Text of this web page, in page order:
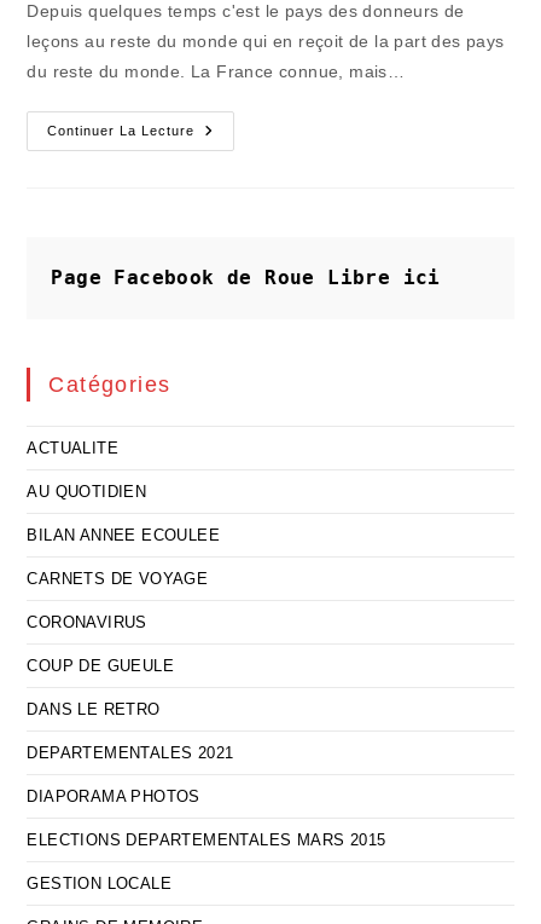
publication :
Depuis quelques temps c'est le pays des donneurs de
leçons au reste du monde qui en reçoit de la part des pays
du reste du monde. La France connue, mais…
Continuer La Lecture
Comment
Continuer
Page Facebook de Roue Libre ici
Catégories
ACTUALITE
AU QUOTIDIEN
BILAN ANNEE ECOULEE
CARNETS DE VOYAGE
CORONAVIRUS
COUP DE GUEULE
DANS LE RETRO
DEPARTEMENTALES 2021
DIAPORAMA PHOTOS
ELECTIONS DEPARTEMENTALES MARS 2015
GESTION LOCALE